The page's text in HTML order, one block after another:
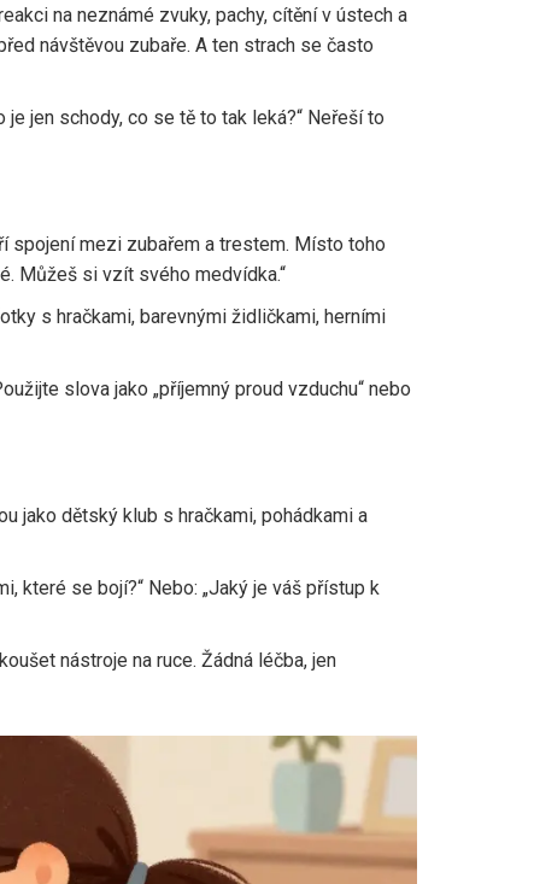
na neznámé zvuky, pachy, cítění v ústech a
návštěvou zubaře. A ten strach se často
je jen schody, co se tě to tak leká?“ Neřeší to
spojení mezi zubařem a trestem. Místo toho
Můžeš si vzít svého medvídka.“
s hračkami, barevnými židličkami, herními
slova jako „příjemný proud vzduchu“ nebo
jako dětský klub s hračkami, pohádkami a
které se bojí?“ Nebo: „Jaký je váš přístup k
nástroje na ruce. Žádná léčba, jen